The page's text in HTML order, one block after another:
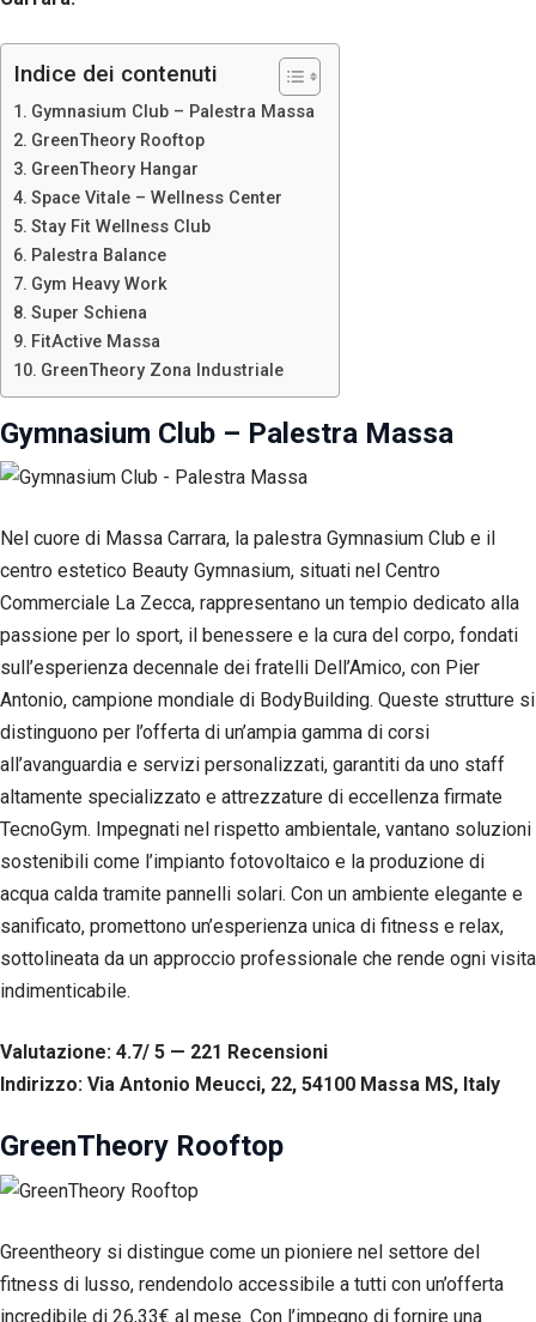
Indice dei contenuti
Gymnasium Club – Palestra Massa
GreenTheory Rooftop
GreenTheory Hangar
Space Vitale – Wellness Center
Stay Fit Wellness Club
Palestra Balance
Gym Heavy Work
Super Schiena
FitActive Massa
GreenTheory Zona Industriale
Gymnasium Club – Palestra Massa
Nel cuore di Massa Carrara, la palestra Gymnasium Club e il
centro estetico Beauty Gymnasium, situati nel Centro
Commerciale La Zecca, rappresentano un tempio dedicato alla
passione per lo sport, il benessere e la cura del corpo, fondati
sull’esperienza decennale dei fratelli Dell’Amico, con Pier
Antonio, campione mondiale di BodyBuilding. Queste strutture si
distinguono per l’offerta di un’ampia gamma di corsi
all’avanguardia e servizi personalizzati, garantiti da uno staff
altamente specializzato e attrezzature di eccellenza firmate
TecnoGym. Impegnati nel rispetto ambientale, vantano soluzioni
sostenibili come l’impianto fotovoltaico e la produzione di
acqua calda tramite pannelli solari. Con un ambiente elegante e
sanificato, promettono un’esperienza unica di fitness e relax,
sottolineata da un approccio professionale che rende ogni visita
indimenticabile.
Valutazione: 4.7/ 5 — 221 Recensioni
Indirizzo: Via Antonio Meucci, 22, 54100 Massa MS, Italy
GreenTheory Rooftop
Greentheory si distingue come un pioniere nel settore del
fitness di lusso, rendendolo accessibile a tutti con un’offerta
incredibile di 26,33€ al mese. Con l’impegno di fornire una
Necessari
Questi cookie
non sono
facoltativi.
Sono
necessari per il
corretto
del sito web.
Statistiche
consentirci
di
funzionalità
e la
web, in
all'utilizzo
stesso.